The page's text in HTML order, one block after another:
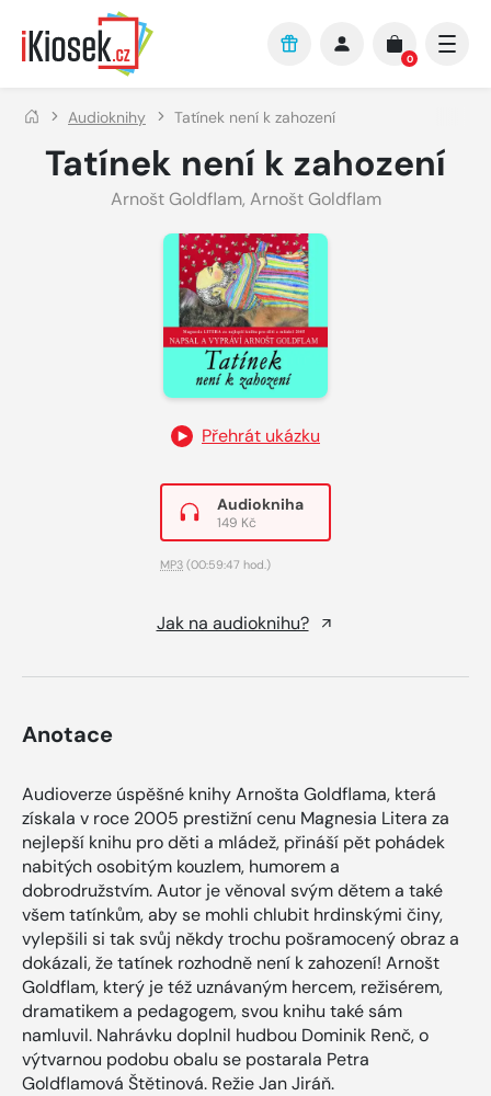
Přejít na hlavní obsah
0
Audioknihy Tatínek není k zahození
Tatínek není k zahození
Arnošt Goldflam, Arnošt Goldflam
Přehrát ukázku
Audiokniha
149 Kč
MP3 (00:59:47 hod.)
Jak na audioknihu?
Anotace
Audioverze úspěšné knihy Arnošta Goldflama, která
získala v roce 2005 prestižní cenu Magnesia Litera za
nejlepší knihu pro děti a mládež, přináší pět pohádek
nabitých osobitým kouzlem, humorem a
dobrodružstvím. Autor je věnoval svým dětem a také
všem tatínkům, aby se mohli chlubit hrdinskými činy,
vylepšili si tak svůj někdy trochu pošramocený obraz a
dokázali, že tatínek rozhodně není k zahození! Arnošt
Goldflam, který je též uznávaným hercem, režisérem,
dramatikem a pedagogem, svou knihu také sám
namluvil. Nahrávku doplnil hudbou Dominik Renč, o
výtvarnou podobu obalu se postarala Petra
Goldflamová Štětinová. Režie Jan Jiráň.